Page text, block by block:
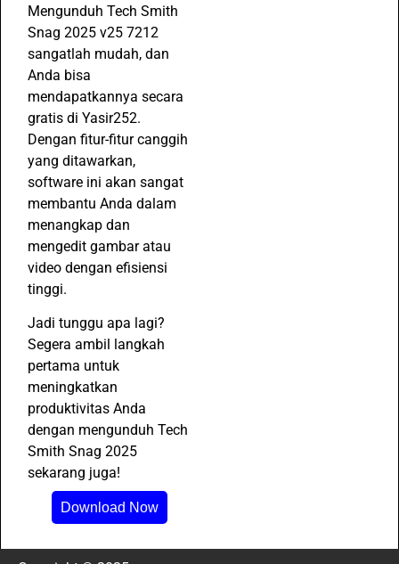
Mengunduh Tech Smith
Snag 2025 v25 7212
sangatlah mudah, dan
Anda bisa
mendapatkannya secara
gratis di Yasir252.
Dengan fitur-fitur canggih
yang ditawarkan,
software ini akan sangat
membantu Anda dalam
menangkap dan
mengedit gambar atau
video dengan efisiensi
tinggi.
Jadi tunggu apa lagi?
Segera ambil langkah
pertama untuk
meningkatkan
produktivitas Anda
dengan mengunduh Tech
Smith Snag 2025
sekarang juga!
Download Now